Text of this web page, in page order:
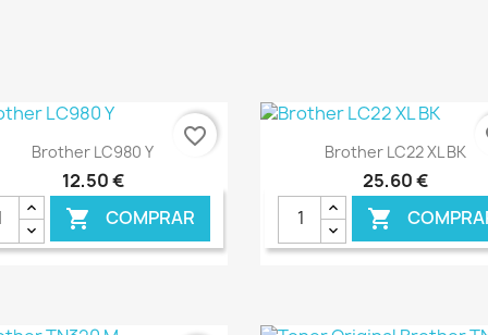
Ver+
Brother LC980 Y
12,50 €
 COMPRAR
favorite_border Ver+
Brother LC22 XL BK
25,60 €
